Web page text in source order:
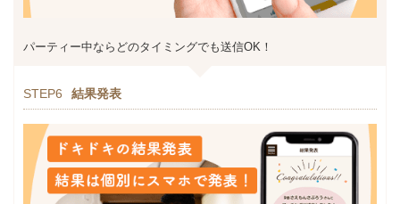
パーティー中ならどのタイミングでも送信OK！
STEP6 結果発表